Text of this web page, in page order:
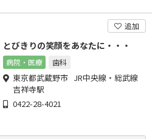
追加
とびきりの笑顔をあなたに・・・
病院・医療 歯科
東京都武蔵野市 JR中央線・総武線
吉祥寺駅
0422-28-4021